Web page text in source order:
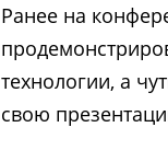
Ранее на
технологии, а
свою